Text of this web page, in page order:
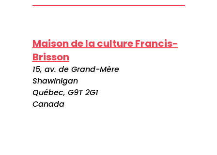
Maison de la culture Francis-
Brisson
15, av. de Grand-Mère
Shawinigan
Québec, G9T 2G1
Canada